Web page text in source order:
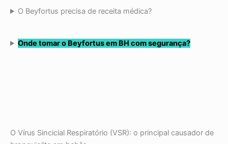
O Beyfortus precisa de receita médica?
Onde tomar o Beyfortus em BH com segurança?
O Vírus Sincicial Respiratório (VSR): o principal causador de